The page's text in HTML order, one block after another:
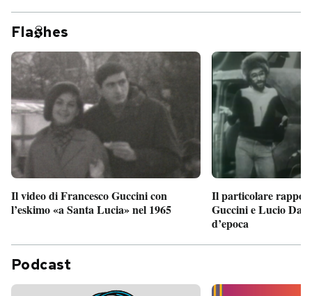
Fla hes
Il video di Francesco Guccini con
l’eskimo «a Santa Lucia» nel 1965
Il particolare
Guccini e Lucio
d’epoca
Podcast